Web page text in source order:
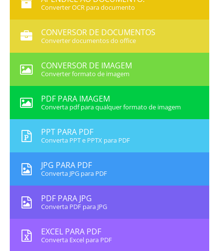
Converter OCR para documento
CONVERSOR DE DOCUMENTOS
Converter documentos do office
CONVERSOR DE IMAGEM
Converter formato de imagem
PDF PARA IMAGEM
Converta pdf para qualquer formato de imagem
PPT PARA PDF
Converta PPT e PPTX para PDF
JPG PARA PDF
Converta JPG para PDF
PDF PARA JPG
Converta PDF para JPG
EXCEL PARA PDF
Converta Excel para PDF